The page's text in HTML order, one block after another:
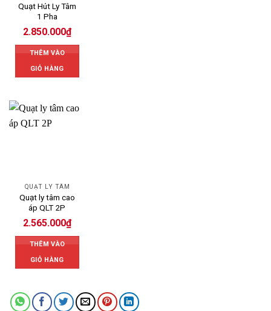
Quạt Hút Ly Tâm
1 Pha
2.850.000₫
THÊM VÀO
GIỎ HÀNG
QUẠT LY TÂM
Quạt ly tâm cao
áp QLT 2P
2.565.000₫
THÊM VÀO
GIỎ HÀNG